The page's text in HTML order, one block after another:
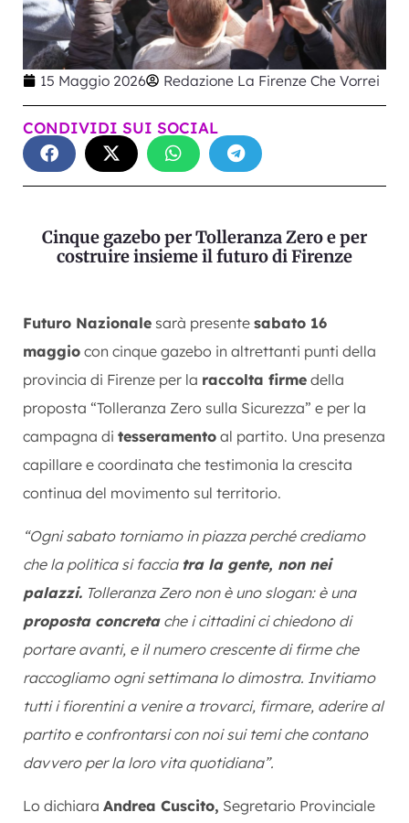
15 Maggio 2026 Redazione La Firenze Che Vorrei
CONDIVIDI SUI SOCIAL
Cinque gazebo per Tolleranza Zero e per
costruire insieme il futuro di Firenze
Futuro Nazionale sarà presente sabato 16
maggio con cinque gazebo in altrettanti punti della
provincia di Firenze per la raccolta firme della
proposta “Tolleranza Zero sulla Sicurezza” e per la
campagna di tesseramento al partito. Una presenza
capillare e coordinata che testimonia la crescita
continua del movimento sul territorio.
“Ogni sabato torniamo in piazza perché crediamo
che la politica si faccia tra la gente, non nei
palazzi. Tolleranza Zero non è uno slogan: è una
proposta concretache i cittadini ci chiedono di
portare avanti, e il numero crescente di firme che
raccogliamo ogni settimana lo dimostra. Invitiamo
tutti i fiorentini a venire a trovarci, firmare, aderire al
partito e confrontarsi con noi sui temi che contano
davvero per la loro vita quotidiana”.
Lo dichiara Andrea Cuscito, Segretario Provinciale